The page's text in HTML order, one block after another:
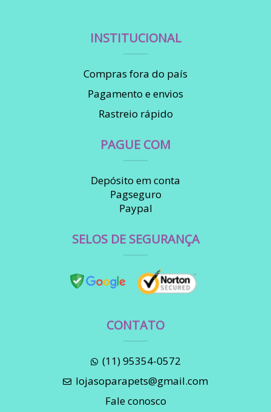
INSTITUCIONAL
Compras fora do país
Pagamento e envios
Rastreio rápido
PAGUE COM
Depósito em conta
Pagseguro
Paypal
SELOS DE SEGURANÇA
CONTATO
(11) 95354-0572
lojasoparapets@gmail.com
Fale conosco